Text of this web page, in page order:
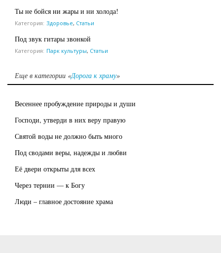
Ты не бойся ни жары и ни холода!
Категория: Здоровье, Статьи
Под звук гитары звонкой
Категория: Парк культуры, Статьи
Еще в категории «Дорога к храму»
Весеннее пробуждение природы и души
Господи, утверди в них веру правую
Святой воды не должно быть много
Под сводами веры, надежды и любви
Её двери открыты для всех
Через тернии — к Богу
Люди – главное достояние храма